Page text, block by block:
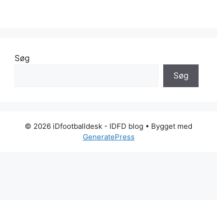
Søg
Søg
© 2026 iDfootballdesk - IDFD blog • Bygget med
GeneratePress